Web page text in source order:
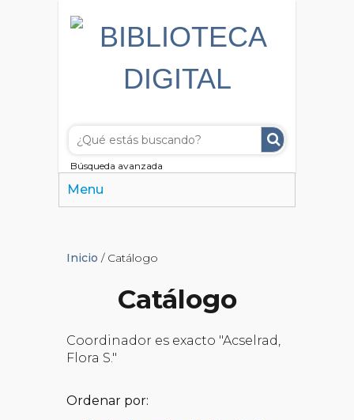
Búsqueda avanzada
Menu
Inicio / Catálogo
Catálogo
Coordinador es exacto "Acselrad,
Flora S."
Ordenar por: